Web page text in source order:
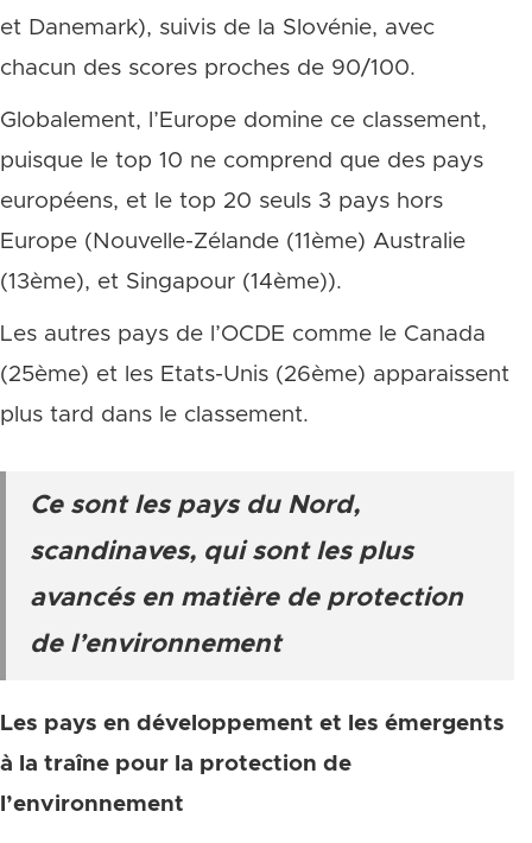
et Danemark), suivis de la Slovénie, avec
chacun des scores proches de 90/100.
Globalement, l’Europe domine ce classement,
puisque le top 10 ne comprend que des pays
européens, et le top 20 seuls 3 pays hors
Europe (Nouvelle-Zélande (11ème) Australie
(13ème), et Singapour (14ème)).
Les autres pays de l’OCDE comme le Canada
(25ème) et les Etats-Unis (26ème) apparaissent
plus tard dans le classement.
Ce sont les pays du Nord,
scandinaves, qui sont les plus
avancés en matière de protection
de l’environnement
Les pays en développement et les émergents
à la traîne pour la protection de
l’environnement